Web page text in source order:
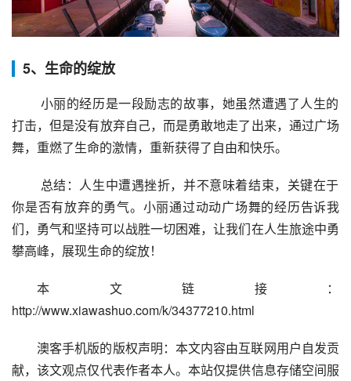
5、生命的绽放
打击，但是没有放弃自己，而是勇敢地走了出来，通过广场
舞，重燃了生命的激情，重新获得了自由和快乐。
你是否有放弃的勇气。小丽通过动动广场舞的经历告诉我
们，勇气和坚持可以战胜一切困难，让我们在人生旅途中勇
攀高峰，展现生命的绽放！
本文链接：
http://www.xiawashuo.com/k/34377210.html
澳客手机版的版权声明：本文内容由互联网用户自发贡
献，该文观点仅代表作者本人。本站仅提供信息存储空间服